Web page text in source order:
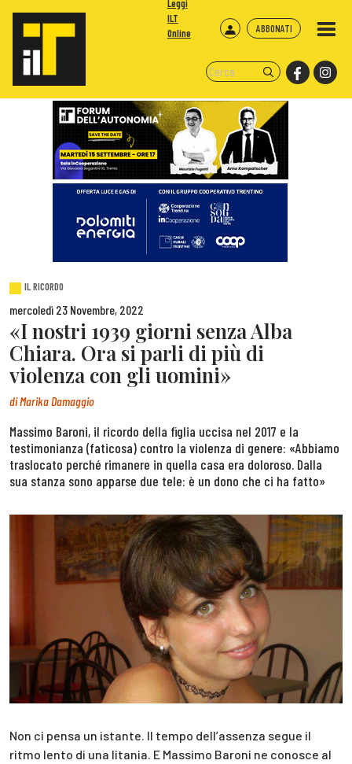
ABBONATI
Leggi
ILT
Online
IL RICORDO
mercoledì 23 Novembre, 2022
«I nostri 1939 giorni senza Alba
Chiara. Ora si parli di più di
violenza con gli uomini»
diMarika Damaggio
Massimo Baroni, il ricordo della figlia uccisa nel 2017 e la
testimonianza (faticosa) contro la violenza di genere: «Abbiamo
traslocato perché rimanere in quella casa era doloroso. Dalla
sua stanza sono apparse due tele: è un dono che ci ha fatto»
Non ci pensa un istante. Il tempo dell’assenza segue il
ritmo lento di una litania. E Massimo Baroni ne conosce al